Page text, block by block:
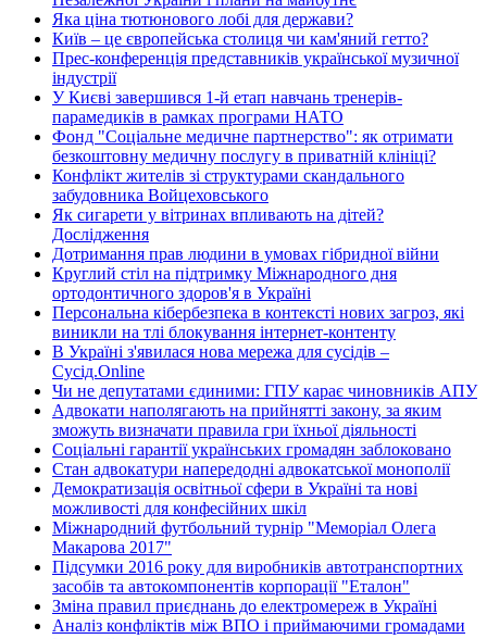
Яка ціна тютюнового лобі для держави?
Київ – це європейська столиця чи кам'яний гетто?
Прес-конференція представників української музичної
індустрії
У Києві завершився 1-й етап навчань тренерів-
парамедиків в рамках програми НАТО
Фонд "Соціальне медичне партнерство": як отримати
безкоштовну медичну послугу в приватній клініці?
Конфлікт жителів зі структурами скандального
забудовника Войцеховського
Як сигарети у вітринах впливають на дітей?
Дослідження
Дотримання прав людини в умовах гібридної війни
Круглий стіл на підтримку Міжнародного дня
ортодонтичного здоров'я в Україні
Персональна кібербезпека в контексті нових загроз, які
виникли на тлі блокування інтернет-контенту
В Україні з'явилася нова мережа для сусідів –
Сусід.Online
Чи не депутатами єдиними: ГПУ карає чиновників АПУ
Адвокати наполягають на прийнятті закону, за яким
зможуть визначати правила гри їхньої діяльності
Соціальні гарантії українських громадян заблоковано
Стан адвокатури напередодні адвокатської монополії
Демократизація освітньої сфери в Україні та нові
можливості для конфесійних шкіл
Міжнародний футбольний турнір "Меморіал Олега
Макарова 2017"
Підсумки 2016 року для виробників автотранспортних
засобів та автокомпонентів корпорації "Еталон"
Зміна правил приєднань до електромереж в Україні
Аналіз конфліктів між ВПО і приймаючими громадами